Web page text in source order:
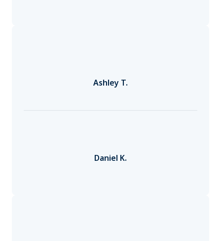
Ashley T.
Daniel K.